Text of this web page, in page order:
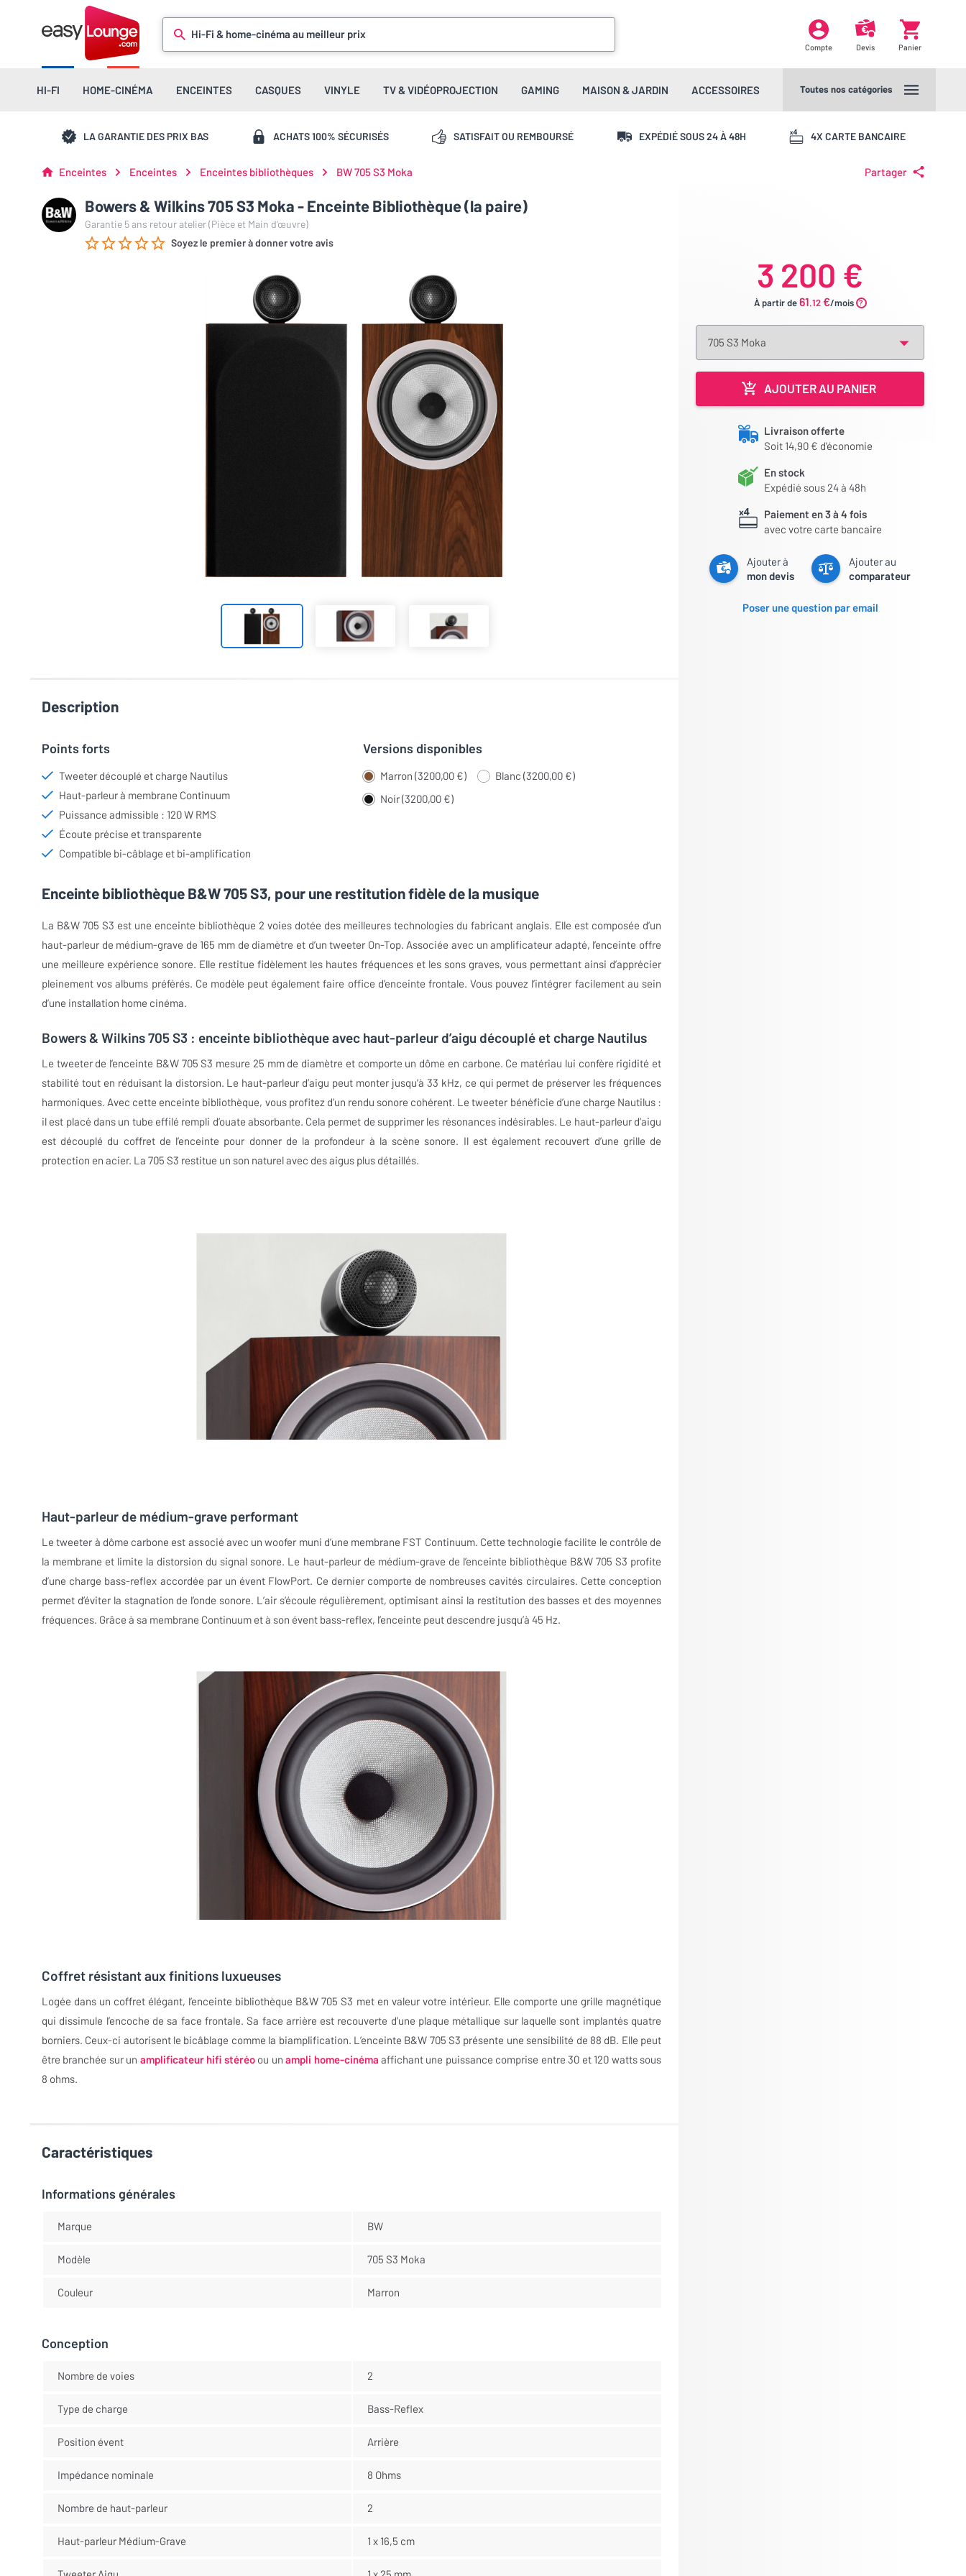
Hi-Fi & home-cinéma au meilleur prix
Compte Devis Panier
HI-FI HOME-CINÉMA ENCEINTES CASQUES VINYLE TV & VIDÉOPROJECTION GAMING MAISON & JARDIN ACCESSOIRES Toutes nos catégories
LA GARANTIE DES PRIX BAS ACHATS 100% SÉCURISÉS SATISFAIT OU REMBOURSÉ EXPÉDIÉ SOUS 24 À 48H 4X CARTE BANCAIRE
Enceintes Enceintes Enceintes bibliothèques BW 705 S3 Moka Partager
Bowers & Wilkins 705 S3 Moka - Enceinte Bibliothèque (la paire)
Garantie 5 ans retour atelier (Pièce et Main d’œuvre)
Soyez le premier à donner votre avis
3 200 €
À partir de61.12€/mois
AJOUTER AU PANIER
Livraison offerte
Soit 14,90 € d'économie
En stock
Expédié sous 24 à 48h
Paiement en 3 à 4 fois
avec votre carte bancaire
Ajouter à
mon devis
Ajouter au
comparateur
Poser une question par email
Description
Points forts
Tweeter découplé et charge Nautilus
Haut-parleur à membrane Continuum
Puissance admissible : 120 W RMS
Écoute précise et transparente
Compatible bi-câblage et bi-amplification
Versions disponibles
Marron (3200,00 €)
Blanc (3200,00 €)
Noir (3200,00 €)
Enceinte bibliothèque B&W 705 S3, pour une restitution fidèle de la musique
La B&W 705 S3 est une enceinte bibliothèque 2 voies dotée des meilleures technologies du fabricant anglais. Elle est composée d’un
haut-parleur de médium-grave de 165 mm de diamètre et d’un tweeter On-Top. Associée avec un amplificateur adapté, l’enceinte offre
une meilleure expérience sonore. Elle restitue fidèlement les hautes fréquences et les sons graves, vous permettant ainsi d’apprécier
pleinement vos albums préférés. Ce modèle peut également faire office d’enceinte frontale. Vous pouvez l’intégrer facilement au sein
d’une installation home cinéma.
Bowers & Wilkins 705 S3 : enceinte bibliothèque avec haut-parleur d’aigu découplé et charge Nautilus
Le tweeter de l’enceinte B&W 705 S3 mesure 25 mm de diamètre et comporte un dôme en carbone. Ce matériau lui confère rigidité et
stabilité tout en réduisant la distorsion. Le haut-parleur d’aigu peut monter jusqu’à 33 kHz, ce qui permet de préserver les fréquences
harmoniques. Avec cette enceinte bibliothèque, vous profitez d’un rendu sonore cohérent. Le tweeter bénéficie d’une charge Nautilus :
il est placé dans un tube effilé rempli d’ouate absorbante. Cela permet de supprimer les résonances indésirables. Le haut-parleur d’aigu
est découplé du coffret de l’enceinte pour donner de la profondeur à la scène sonore. Il est également recouvert d’une grille de
protection en acier. La 705 S3 restitue un son naturel avec des aigus plus détaillés.
Haut-parleur de médium-grave performant
Le tweeter à dôme carbone est associé avec un woofer muni d’une membrane FST Continuum. Cette technologie facilite le contrôle de
la membrane et limite la distorsion du signal sonore. Le haut-parleur de médium-grave de l’enceinte bibliothèque B&W 705 S3 profite
d’une charge bass-reflex accordée par un évent FlowPort. Ce dernier comporte de nombreuses cavités circulaires. Cette conception
permet d’éviter la stagnation de l’onde sonore. L’air s’écoule régulièrement, optimisant ainsi la restitution des basses et des moyennes
fréquences. Grâce à sa membrane Continuum et à son évent bass-reflex, l’enceinte peut descendre jusqu’à 45 Hz.
Coffret résistant aux finitions luxueuses
Logée dans un coffret élégant, l’enceinte bibliothèque B&W 705 S3 met en valeur votre intérieur. Elle comporte une grille magnétique
qui dissimule l’encoche de sa face frontale. Sa face arrière est recouverte d’une plaque métallique sur laquelle sont implantés quatre
borniers. Ceux-ci autorisent le bicâblage comme la biamplification. L’enceinte B&W 705 S3 présente une sensibilité de 88 dB. Elle peut
être branchée sur un amplificateur hifi stéréoou unampli home-cinéma affichant une puissance comprise entre 30 et 120 watts sous
8 ohms.
Caractéristiques
Informations générales
Marque BW
Modèle 705 S3 Moka
Couleur Marron
Conception
Nombre de voies 2
Type de charge Bass-Reflex
Position évent Arrière
Impédance nominale 8 Ohms
Nombre de haut-parleur 2
Haut-parleur Médium-Grave 1 x 16,5 cm